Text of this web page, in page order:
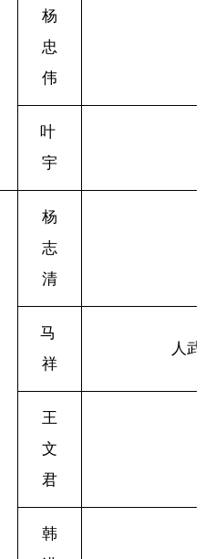
杨
忠
伟
叶
宇
杨
志
清
马
祥
人
王
文
君
韩